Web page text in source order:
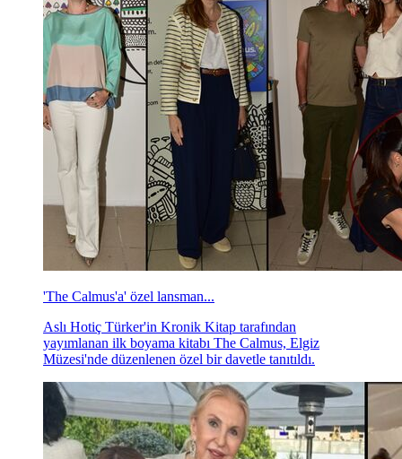
'The Calmus'a' özel lansman...
Aslı Hotiç Türker'in Kronik Kitap tarafından
yayımlanan ilk boyama kitabı The Calmus, Elgiz
Müzesi'nde düzenlenen özel bir davetle tanıtıldı.